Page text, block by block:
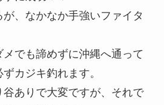
、なかなか手強いファイタ
メでも諦めずに沖縄へ通って
カジキ釣れます。
谷ありで大変ですが、それで